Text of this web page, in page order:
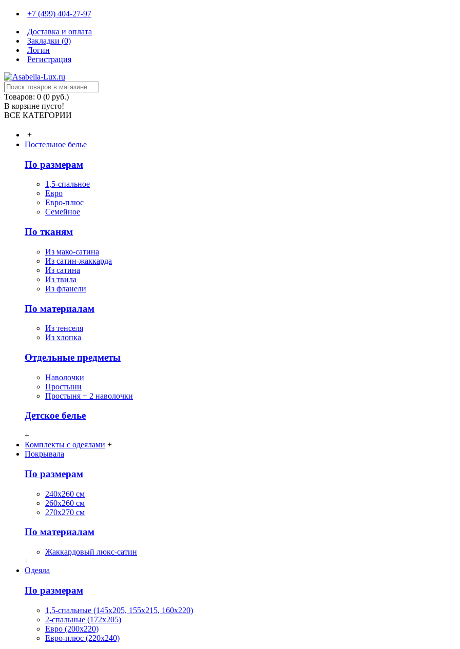
+7 (499) 404-27-97
Доставка и оплата
Закладки (0)
Логин
Регистрация
Товаров: 0 (0 руб.)
В корзине пусто!
ВСЕ КАТЕГОРИИ
+
Постельное белье
По размерам
1,5-спальное
Евро
Евро-плюс
Семейное
По тканям
Из мако-сатина
Из сатин-жаккарда
Из сатина
Из твила
Из фланели
По материалам
Из тенселя
Из хлопка
Отдельные предметы
Наволочки
Простыни
Простыня + 2 наволочки
Детское белье
+
Комплекты с одеялами +
Покрывала
По размерам
240х260 см
260х260 см
270х270 см
По материалам
Жаккардовый люкс-сатин
+
Одеяла
По размерам
1,5-спальные (145х205, 155х215, 160х220)
2-спальные (172х205)
Евро (200х220)
Евро-плюс (220х240)